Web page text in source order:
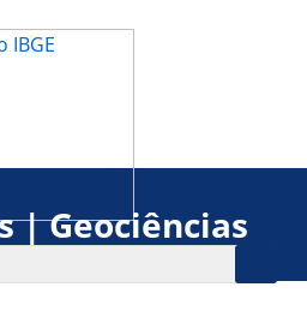
| Geociências